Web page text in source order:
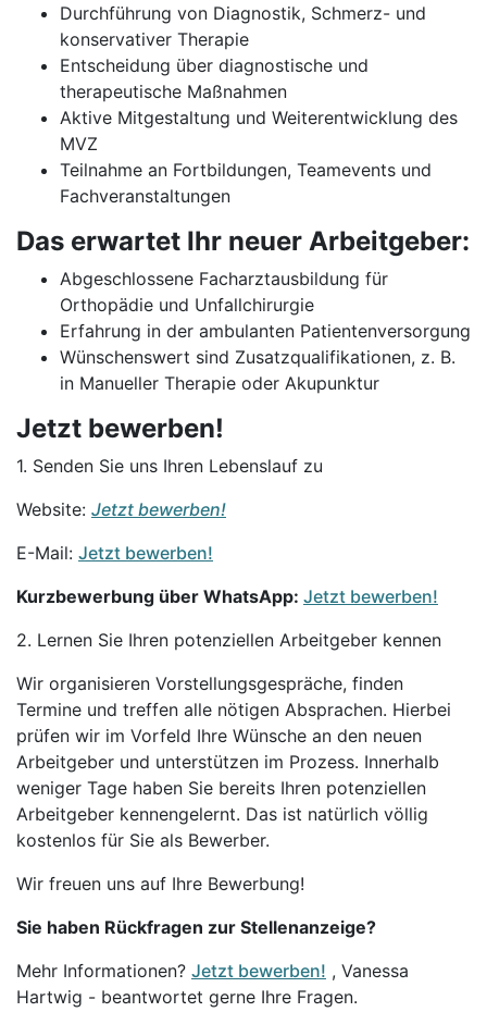
Durchführung von Diagnostik, Schmerz- und
konservativer Therapie
Entscheidung über diagnostische und
therapeutische Maßnahmen
Aktive Mitgestaltung und Weiterentwicklung des
MVZ
Teilnahme an Fortbildungen, Teamevents und
Fachveranstaltungen
Das erwartet Ihr neuer Arbeitgeber:
Abgeschlossene Facharztausbildung für
Orthopädie und Unfallchirurgie
Erfahrung in der ambulanten Patientenversorgung
Wünschenswert sind Zusatzqualifikationen, z. B.
in Manueller Therapie oder Akupunktur
Jetzt bewerben!
1. Senden Sie uns Ihren Lebenslauf zu
Website: Jetzt bewerben!
E-Mail: Jetzt bewerben!
Kurzbewerbung über WhatsApp: Jetzt bewerben!
2. Lernen Sie Ihren potenziellen Arbeitgeber kennen
Wir organisieren Vorstellungsgespräche, finden
Termine und treffen alle nötigen Absprachen. Hierbei
prüfen wir im Vorfeld Ihre Wünsche an den neuen
Arbeitgeber und unterstützen im Prozess. Innerhalb
weniger Tage haben Sie bereits Ihren potenziellen
Arbeitgeber kennengelernt. Das ist natürlich völlig
kostenlos für Sie als Bewerber.
Wir freuen uns auf Ihre Bewerbung!
Sie haben Rückfragen zur Stellenanzeige?
Mehr Informationen? Jetzt bewerben! , Vanessa
Hartwig - beantwortet gerne Ihre Fragen.